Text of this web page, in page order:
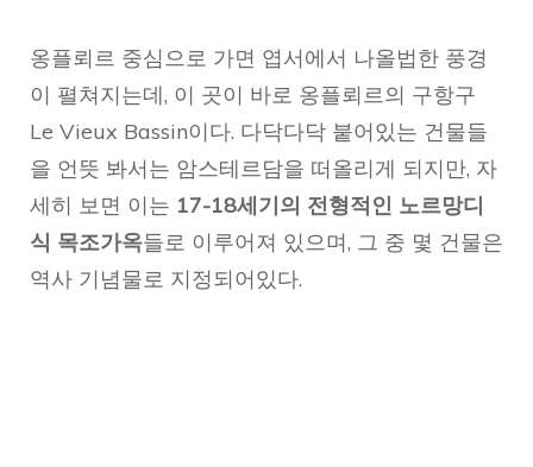
옹플뢰르 중심으로 가면 엽서에서 나올법한 풍경
이 펼쳐지는데, 이 곳이 바로 옹플뢰르의 구항구
Le Vieux Bassin이다. 다닥다닥 붙어있는 건물들
을 언뜻 봐서는 암스테르담을 떠올리게 되지만, 자
세히 보면 이는 17-18세기의 전형적인 노르망디
식 목조가옥들로 이루어져 있으며, 그 중 몇 건물은
역사 기념물로 지정되어있다.